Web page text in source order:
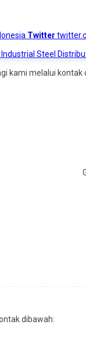
Twitter
Steel
kami melalui kontak
dibawah: